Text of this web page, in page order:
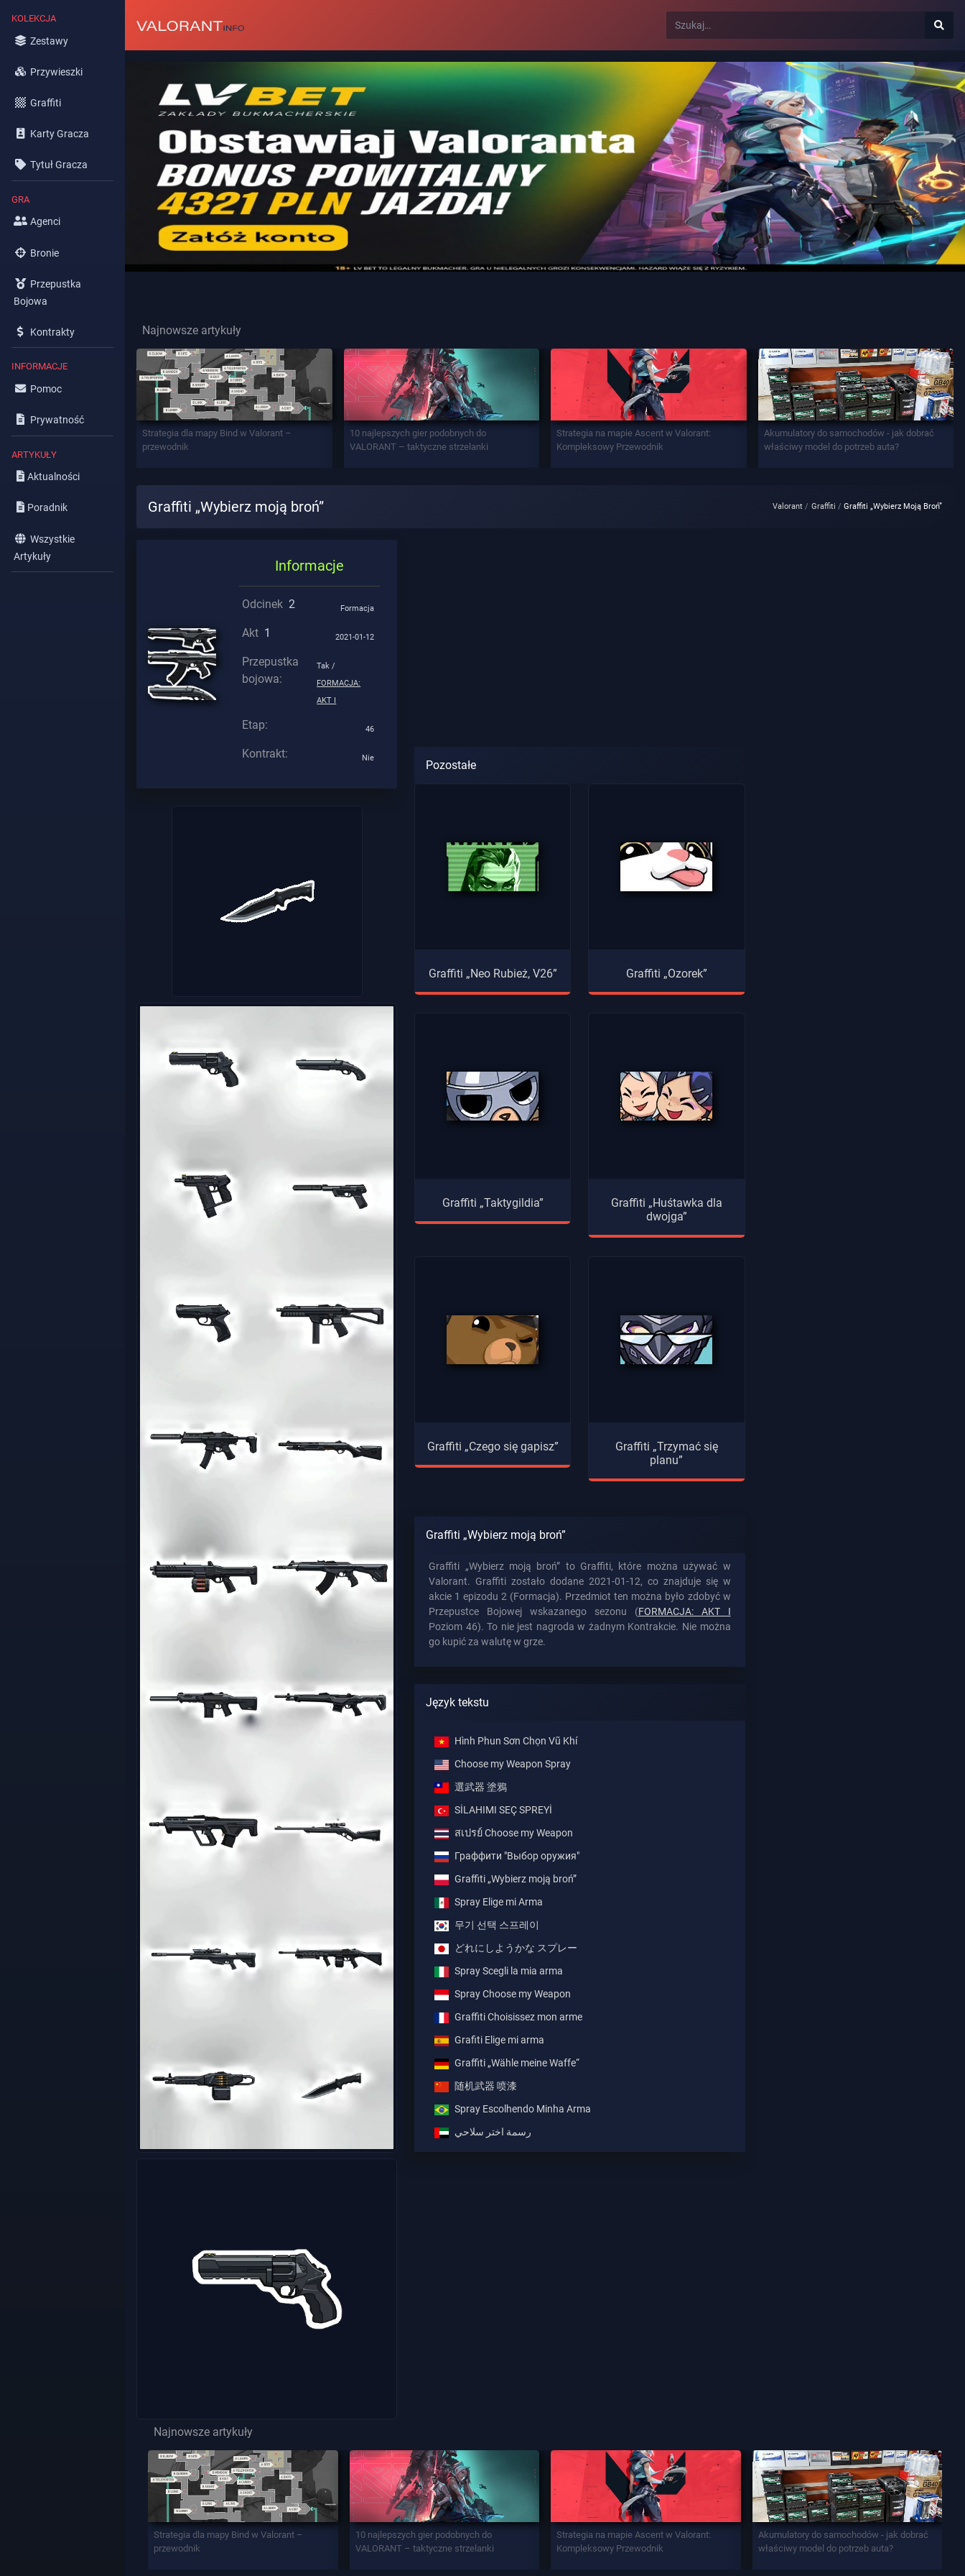
KOLEKCJA
Zestawy
Przywieszki
Graffiti
Karty Gracza
Tytuł Gracza
GRA
Agenci
Bronie
Przepustka
Bojowa
Kontrakty
INFORMACJE
Pomoc
Prywatność
ARTYKUŁY
Aktualności
Poradnik
Wszystkie
Artykuły
Najnowsze artykuły
Strategia dla mapy Bind w Valorant –
przewodnik
10 najlepszych gier podobnych do
VALORANT – taktyczne strzelanki
Strategia na mapie Ascent w Valorant:
Kompleksowy Przewodnik
Akumulatory do samochodów - jak dobrać
właściwy model do potrzeb auta?
Graffiti „Wybierz moją broń” Valorant Graffiti Graffiti „Wybierz Moją Broń”
Informacje
Odcinek 2 Formacja
Akt 1 2021-01-12
Przepustka
bojowa:
Tak /
FORMACJA:
AKT I
Etap: 46
Kontrakt: Nie Pozostałe
Graffiti „Neo Rubież, V26” Graffiti „Ozorek”
Graffiti „Taktygildia”
Graffiti „Huśtawka dla
dwojga”
Graffiti „Czego się gapisz”
Graffiti „Trzymać się
planu”
Graffiti „Wybierz moją broń”
Graffiti „Wybierz moją broń” to Graffiti, które można używać w
Valorant. Graffiti zostało dodane 2021-01-12, co znajduje się w
akcie 1 epizodu 2 (Formacja). Przedmiot ten można było zdobyć w
Przepustce Bojowej wskazanego sezonu (FORMACJA: AKT I
Poziom 46). To nie jest nagroda w żadnym Kontrakcie. Nie można
go kupić za walutę w grze.
Język tekstu
Hình Phun Sơn Chọn Vũ Khí
Choose my Weapon Spray
選武器 塗鴉
SİLAHIMI SEÇ SPREYİ
สเปรย์ Choose my Weapon
Граффити "Выбор оружия"
Graffiti „Wybierz moją broń”
Spray Elige mi Arma
무기 선택 스프레이
どれにしようかな スプレー
Spray Scegli la mia arma
Spray Choose my Weapon
Graffiti Choisissez mon arme
Grafiti Elige mi arma
Graffiti „Wähle meine Waffe“
随机武器 喷漆
Spray Escolhendo Minha Arma
رسمة اختر سلاحي
Najnowsze artykuły
Strategia dla mapy Bind w Valorant –
przewodnik
10 najlepszych gier podobnych do
VALORANT – taktyczne strzelanki
Strategia na mapie Ascent w Valorant:
Kompleksowy Przewodnik
Akumulatory do samochodów - jak dobrać
właściwy model do potrzeb auta?